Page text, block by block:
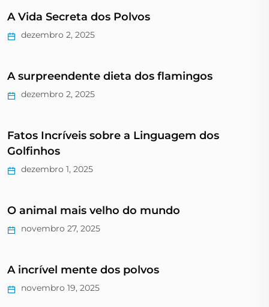
A Vida Secreta dos Polvos
dezembro 2, 2025
A surpreendente dieta dos flamingos
dezembro 2, 2025
Fatos Incríveis sobre a Linguagem dos
Golfinhos
dezembro 1, 2025
O animal mais velho do mundo
novembro 27, 2025
A incrível mente dos polvos
novembro 19, 2025